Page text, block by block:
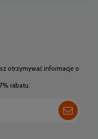
otrzymywać informacje o
rabatu.